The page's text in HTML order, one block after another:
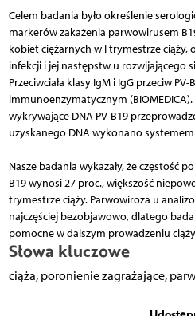
Celem badania było określenie
markerów zakażenia parwowirusem
kobiet ciężarnych w I trymestrze ciąży,
infekcji i jej następstw u rozwijającego
Przeciwciała klasy IgM i IgG przeciw
immunoenzymatycznym
wykrywające DNA PV-B19
uzyskanego DNA wykonano
Nasze badania wykazały, że częstość
B19 wynosi 27 proc., większość
trymestrze ciąży. Parwowiroza u
najczęściej bezobjawowo, dlatego
pomocne w dalszym prowadzeniu
Słowa kluczowe
ciąża, poronienie zagrażające,